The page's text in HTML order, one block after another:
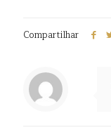
Compartilhar